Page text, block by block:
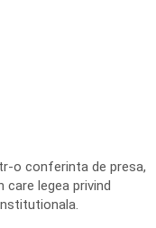
o conferinta de presa,
care legea privind